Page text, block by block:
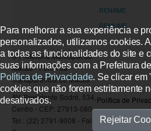
RENAME
REMUME
© Prefeitura Municipal de
Macaé - Portal da
Transparência de Macaé
AV. Presidente Sodré, 534,
Centro - CEP: 27913-080 -
Tel.: (22) 2791-9008 - Fale
Política de
Para melhorar a sua experiência e
personalizados, utilizamos cookies.
a todas as funcionalidades do site e
suas informações com a Prefeitura
Política de Privacidade. Se clicar em
cookies que não forem estritamente
desativados.
Rejeitar